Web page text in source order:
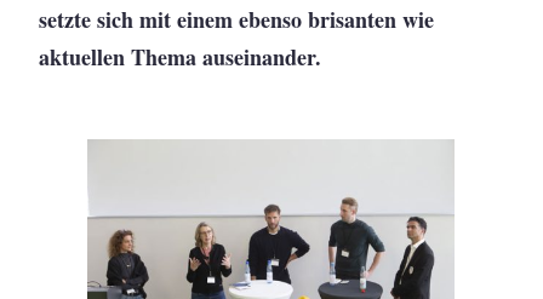
setzte sich mit einem ebenso brisanten wie
aktuellen Thema auseinander.